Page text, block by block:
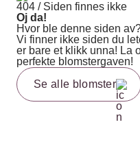
404 / Siden finnes ikke
Oj da!
Hvor ble denne siden
Vi finner ikke siden du
er bare et klikk unna! La
perfekte blomstergaven!
Se alle blomster